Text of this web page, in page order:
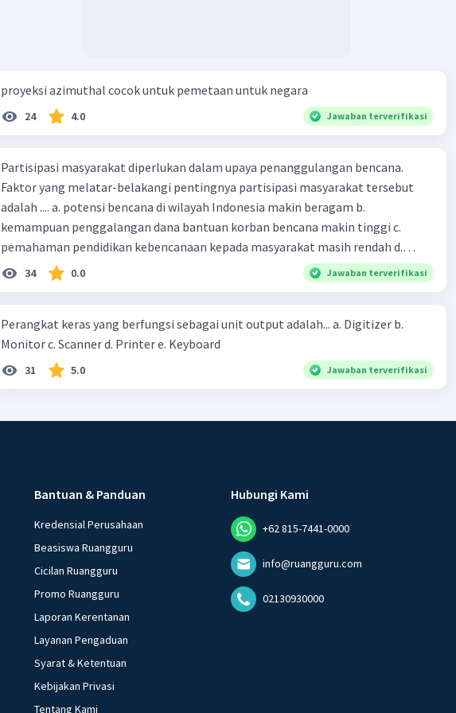
proyeksi azimuthal cocok untuk pemetaan untuk negara
24 4.0 Jawaban terverifikasi
Partisipasi masyarakat diperlukan dalam upaya penanggulangan bencana.
Faktor yang melatar-belakangi pentingnya partisipasi masyarakat tersebut
adalah .... a. potensi bencana di wilayah Indonesia makin beragam b.
kemampuan penggalangan dana bantuan korban bencana makin tinggi c.
pemahaman pendidikan kebencanaan kepada masyarakat masih rendah d.
masyarakat merupakan pihak yang langsung berhadapan dengan bencana e.
kepercayaan pemerintah bahwa masyarakat mampu mengatasi bencana
34 0.0 Jawaban terverifikasi
Perangkat keras yang berfungsi sebagai unit output adalah... a. Digitizer b.
Monitor c. Scanner d. Printer e. Keyboard
31 5.0 Jawaban terverifikasi
Bantuan & Panduan
Kredensial Perusahaan
Beasiswa Ruangguru
Cicilan Ruangguru
Promo Ruangguru
Laporan Kerentanan
Layanan Pengaduan
Syarat & Ketentuan
Kebijakan Privasi
Tentang Kami
Hubungi Kami
+62 815-7441-0000
info@ruangguru.com
02130930000